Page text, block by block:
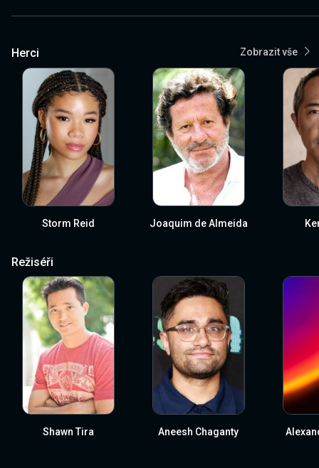
Herci Zobrazit vše
Storm Reid Joaquim de Almeida
Režiséři
Shawn Tira Aneesh Chaganty